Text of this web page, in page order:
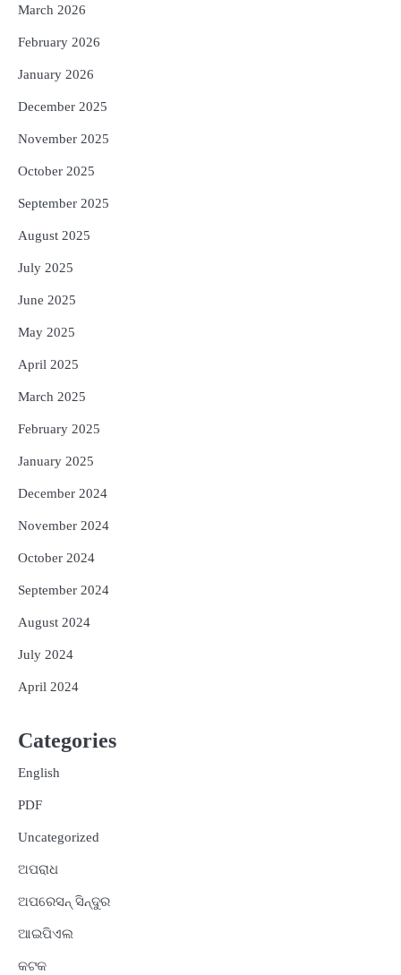
5
March 2026
February 2026
January 2026
December 2025
November 2025
October 2025
September 2025
August 2025
July 2025
June 2025
May 2025
April 2025
March 2025
February 2025
January 2025
December 2024
November 2024
October 2024
September 2024
August 2024
July 2024
April 2024
Categories
English
PDF
Uncategorized
ଅପରାଧ
ଅପରେସନ୍ ସିନ୍ଦୁର
ଆଇପିଏଲ
କଟକ